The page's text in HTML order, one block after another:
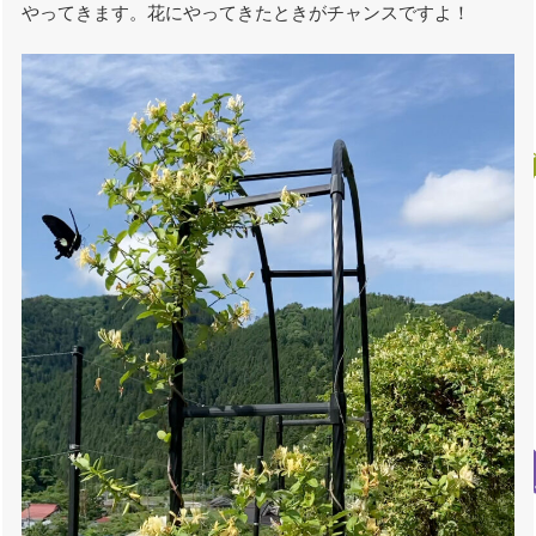
やってきます。花にやってきたときがチャンスですよ！